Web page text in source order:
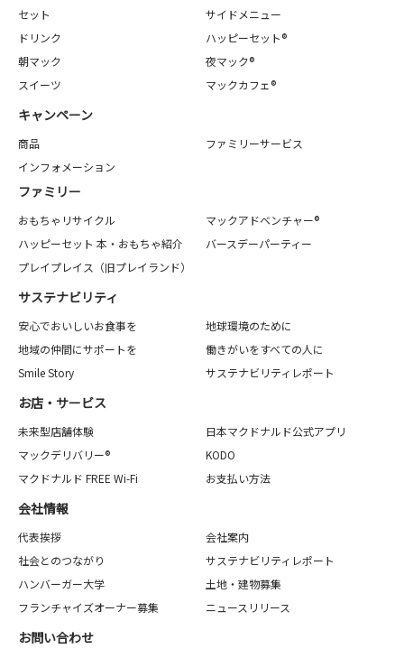
セット
サイドメニュー
ドリンク
ハッピーセット®
朝マック
夜マック®
スイーツ
マックカフェ®
キャンペーン
商品
ファミリーサービス
インフォメーション
ファミリー
おもちゃリサイクル
マックアドベンチャー®
ハッピーセット 本・おもちゃ紹介
バースデーパーティー
プレイプレイス（旧プレイランド）
サステナビリティ
安心でおいしいお食事を
地球環境のために
地域の仲間にサポートを
働きがいをすべての人に
Smile Story
サステナビリティレポート
お店・サービス
未来型店舗体験
日本マクドナルド公式アプリ
マックデリバリー®
KODO
マクドナルド FREE Wi-Fi
お支払い方法
会社情報
代表挨拶
会社案内
社会とのつながり
サステナビリティレポート
ハンバーガー大学
土地・建物募集
フランチャイズオーナー募集
ニュースリリース
お問い合わせ